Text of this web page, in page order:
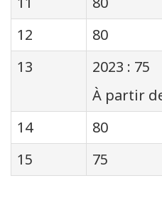
12
80
13
2023 : 75
À partir
14
80
15
75